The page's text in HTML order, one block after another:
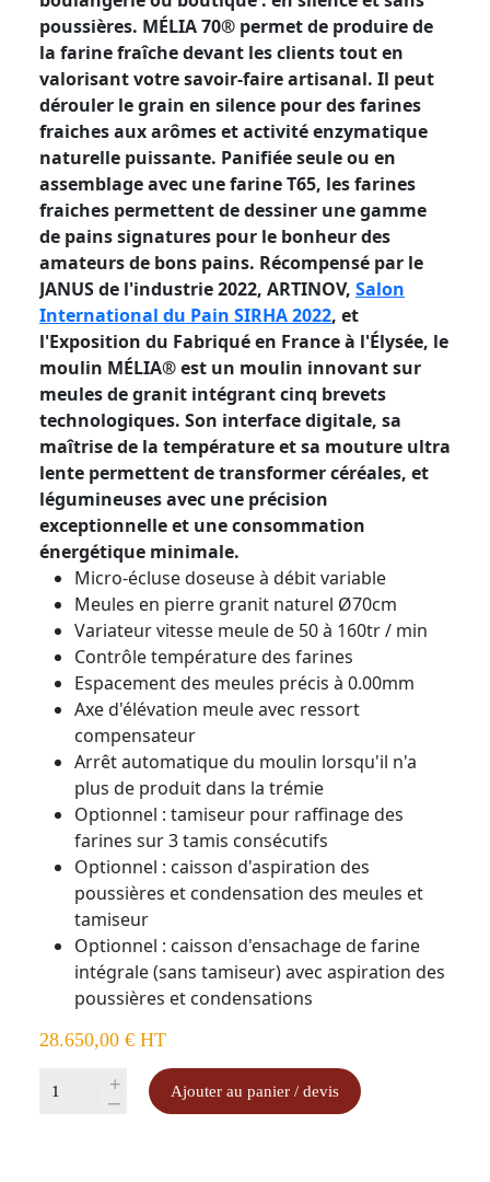
poussières. MÉLIA 70® permet de produire de
la farine fraîche devant les clients tout en
valorisant votre savoir-faire artisanal. Il peut
dérouler le grain en silence pour des farines
fraiches aux arômes et activité enzymatique
naturelle puissante. Panifiée seule ou en
assemblage avec une farine T65, les farines
fraiches permettent de dessiner une gamme
de pains signatures pour le bonheur des
amateurs de bons pains. Récompensé par le
JANUS de l'industrie 2022, ARTINOV, Salon
International du Pain SIRHA 2022, et
l'Exposition du Fabriqué en France à l'Élysée, le
moulin MÉLIA® est un moulin innovant sur
meules de granit intégrant cinq brevets
technologiques. Son interface digitale, sa
maîtrise de la température et sa mouture ultra
lente permettent de transformer céréales, et
légumineuses avec une précision
exceptionnelle et une consommation
énergétique minimale.
Micro-écluse doseuse à débit variable
Meules en pierre granit naturel Ø70cm
Variateur vitesse meule de 50 à 160tr / min
Contrôle température des farines
Espacement des meules précis à 0.00mm
Axe d'élévation meule avec ressort
compensateur
Arrêt automatique du moulin lorsqu'il n'a
plus de produit dans la trémie
Optionnel : tamiseur pour raffinage des
farines sur 3 tamis consécutifs
Optionnel : caisson d'aspiration des
poussières et condensation des meules et
tamiseur
Optionnel : caisson d'ensachage de farine
intégrale (sans tamiseur) avec aspiration des
poussières et condensations
28.650,00 € HT
quantité
+
-
Ajouter au panier / devis